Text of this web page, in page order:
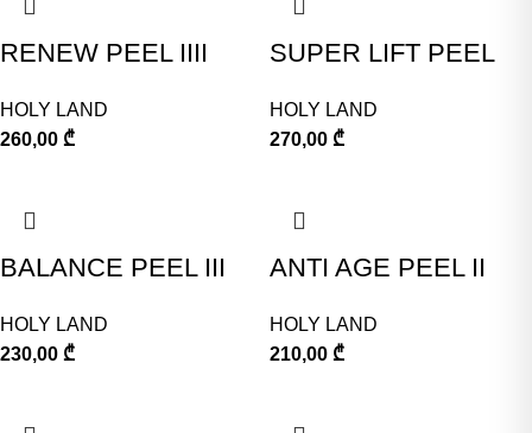
RENEW PEEL IIII
HOLY LAND
260,00 ₾
SUPER LIFT PEEL
HOLY LAND
270,00 ₾
BALANCE PEEL III
HOLY LAND
230,00 ₾
ANTI AGE PEEL II
HOLY LAND
210,00 ₾